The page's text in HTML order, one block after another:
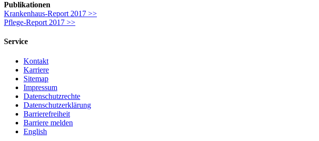
Publikationen
Krankenhaus-Report 2017 >>
Pflege-Report 2017 >>
Service
Kontakt
Karriere
Sitemap
Impressum
Datenschutzrechte
Datenschutzerklärung
Barrierefreiheit
Barriere melden
English